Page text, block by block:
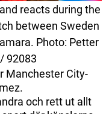
reacts during the
between Sweden
Photo: Petter
92083
Manchester City-
och rett ut allt